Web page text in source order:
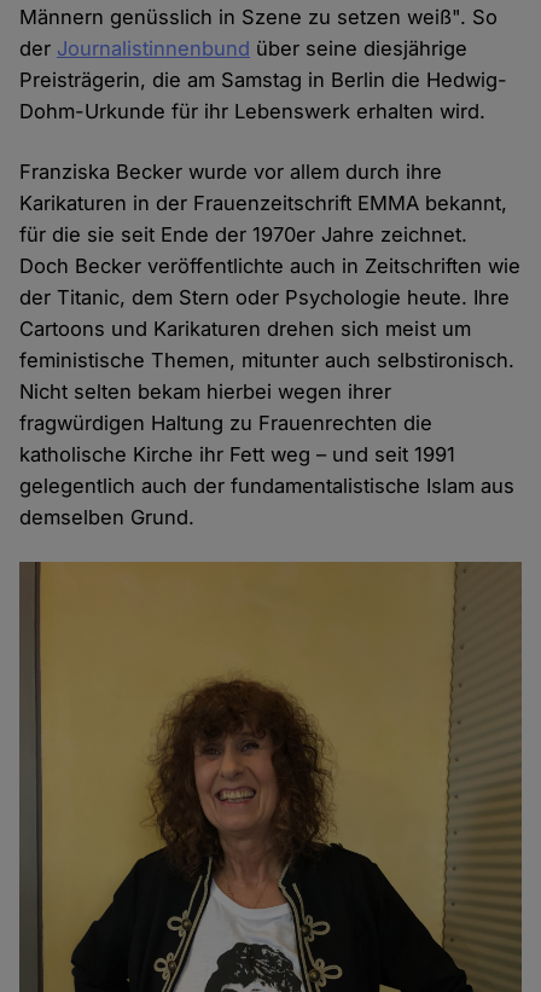
Männern genüsslich in Szene zu setzen weiß". So
der Journalistinnenbund über seine diesjährige
Preisträgerin, die am Samstag in Berlin die Hedwig-
Dohm-Urkunde für ihr Lebenswerk erhalten wird.
Franziska Becker wurde vor allem durch ihre
Karikaturen in der Frauenzeitschrift EMMA bekannt,
für die sie seit Ende der 1970er Jahre zeichnet.
Doch Becker veröffentlichte auch in Zeitschriften wie
der Titanic, dem Stern oder Psychologie heute. Ihre
Cartoons und Karikaturen drehen sich meist um
feministische Themen, mitunter auch selbstironisch.
Nicht selten bekam hierbei wegen ihrer
fragwürdigen Haltung zu Frauenrechten die
katholische Kirche ihr Fett weg – und seit 1991
gelegentlich auch der fundamentalistische Islam aus
demselben Grund.